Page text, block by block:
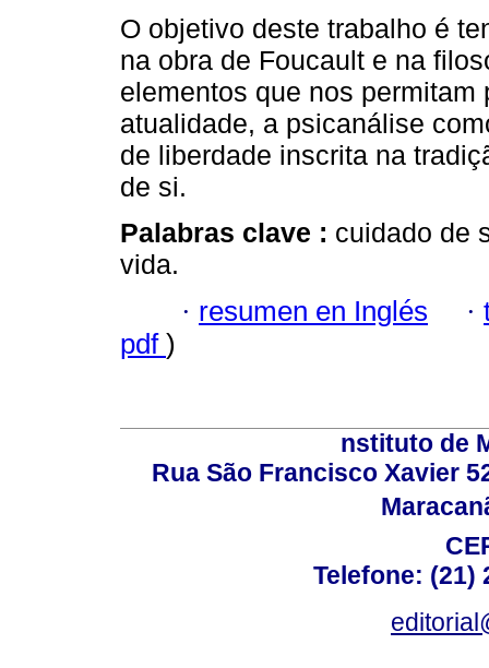
O objetivo deste trabalho é
na obra de Foucault e na
elementos que nos permitam
atualidade, a psicanálise
de liberdade inscrita na
de si.
Palabras clave : cuidado de
vida.
· resumen en Inglés ·
pdf )
nstituto de
Rua São Francisco Xavier
Telefone: (21)